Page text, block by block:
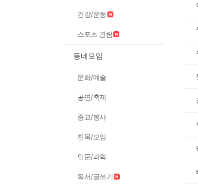
건강/운동
스포츠 관람
동네모임
문화/예술
공연/축제
종교/봉사
친목/모임
인문/과학
독서/글쓰기